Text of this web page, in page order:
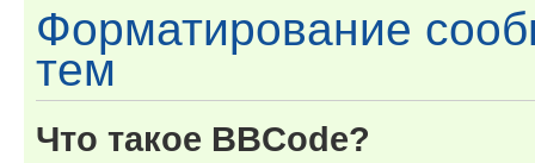
Форматирование
тем
Что такое BBCode?